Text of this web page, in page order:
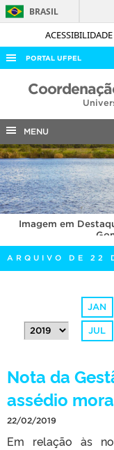
ACESSIBILIDADE
BRASIL
PORTAL UFPEL
ACESSO À INFORMAÇÃO
COBALTO
CONCURSOS
EDITAIS
INTERNACIONAL
OUVIDORIA
PORTARIAS
TELEFONES
MENU
Imagem em
ARQUIVO DE 22
JAN
JUL
Nota da
assédio
22/02/2019
Em relação às